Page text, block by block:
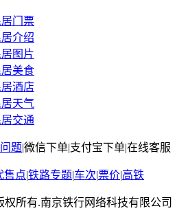
门票
介绍
图片
美食
酒店
天气
交通
题|微信下单|支付宝下单|在线客服
售点|铁路专题|车次|票价|高铁
权所有.南京铁行网络科技有限公司